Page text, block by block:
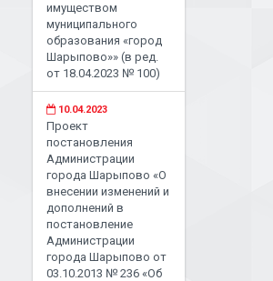
имуществом
муниципального
образования «город
Шарыпово»» (в ред.
от 18.04.2023 № 100)
10.04.2023
Проект
постановления
Администрации
города Шарыпово «О
внесении изменений и
дополнений в
постановление
Администрации
города Шарыпово от
03.10.2013 № 236 «Об